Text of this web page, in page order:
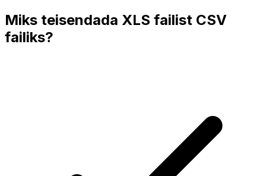
Miks teisendada XLS failist CSV
failiks?